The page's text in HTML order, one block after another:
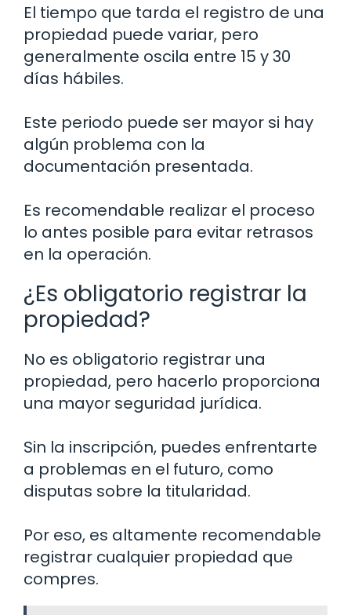
El tiempo que tarda el registro de una
propiedad puede variar, pero
generalmente oscila entre 15 y 30
días hábiles.
Este periodo puede ser mayor si hay
algún problema con la
documentación presentada.
Es recomendable realizar el proceso
lo antes posible para evitar retrasos
en la operación.
¿Es obligatorio registrar la
propiedad?
No es obligatorio registrar una
propiedad, pero hacerlo proporciona
una mayor seguridad jurídica.
Sin la inscripción, puedes enfrentarte
a problemas en el futuro, como
disputas sobre la titularidad.
Por eso, es altamente recomendable
registrar cualquier propiedad que
compres.